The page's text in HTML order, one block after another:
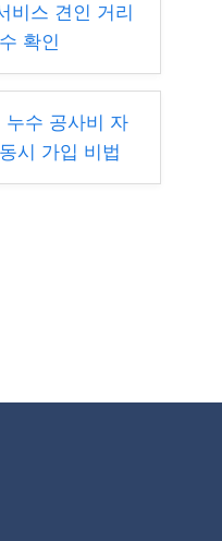
비스 견인 거리
확인
누수 공사비 자
시 가입 비법